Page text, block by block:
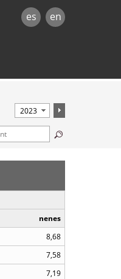
es en
nenes
8,68
7,58
7,19